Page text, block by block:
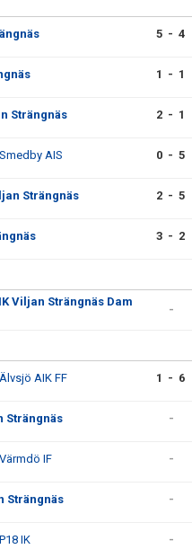
5 - 4
1 - 1
Strängnäs 2 - 1
AIS 0 - 5
Strängnäs 2 - 5
3 - 2
IK Viljan Strängnäs Dam
-
AIK FF 1 - 6
Strängnäs -
IF -
Strängnäs -
IK -